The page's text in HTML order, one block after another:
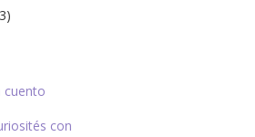
cuento
con